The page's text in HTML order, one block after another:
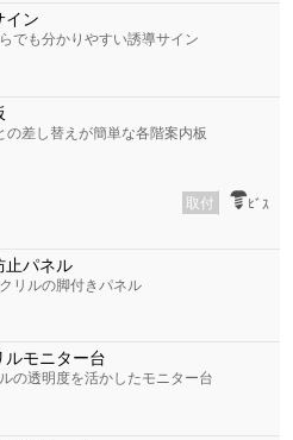
イン
でも分かりやすい誘導サイン
の差し替えが簡単な各階案内板
取付 ﾋﾞｽ
止パネル
リルの脚付きパネル
ルモニター台
の透明度を活かしたモニター台